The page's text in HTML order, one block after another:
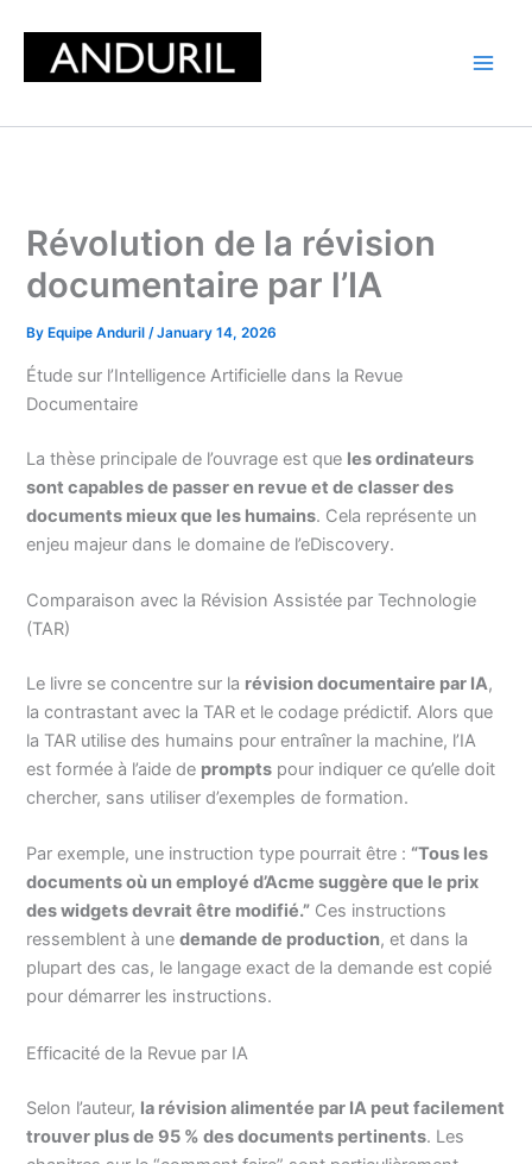
content
Révolution de la révision
documentaire par l’IA
By Equipe Anduril/January 14, 2026
Étude sur l’Intelligence Artificielle dans la Revue
Documentaire
La thèse principale de l’ouvrage est que les ordinateurs
sont capables de passer en revue et de classer des
documents mieux que les humains. Cela représente un
enjeu majeur dans le domaine de l’eDiscovery.
Comparaison avec la Révision Assistée par Technologie
(TAR)
Le livre se concentre sur la révision documentaire par IA,
la contrastant avec la TAR et le codage prédictif. Alors que
la TAR utilise des humains pour entraîner la machine, l’IA
est formée à l’aide de prompts pour indiquer ce qu’elle doit
chercher, sans utiliser d’exemples de formation.
Par exemple, une instruction type pourrait être : “Tous les
documents où un employé d’Acme suggère que le prix
des widgets devrait être modifié.” Ces instructions
ressemblent à unedemande de production, et dans la
plupart des cas, le langage exact de la demande est copié
pour démarrer les instructions.
Efficacité de la Revue par IA
Selon l’auteur, la révision alimentée par IA peut facilement
trouver plus de 95 % des documents pertinents. Les